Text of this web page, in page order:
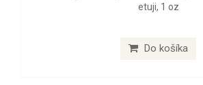
etuji, 1 oz
Do košíka